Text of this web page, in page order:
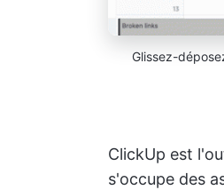
Glissez-
ClickUp est
s'occupe des